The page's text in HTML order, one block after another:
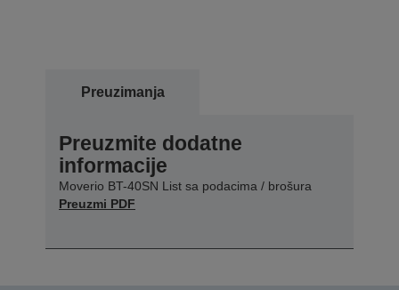
Preuzimanja
Preuzmite dodatne
informacije
Moverio BT-40SN List sa podacima / brošura
Preuzmi PDF